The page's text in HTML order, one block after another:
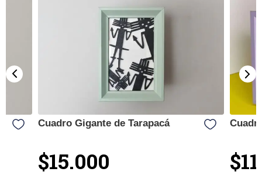
Cuadro Gigante de Tarapacá
$15.000